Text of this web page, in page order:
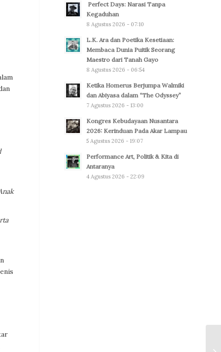
Perfect Days: Narasi Tanpa
Kegaduhan
8 Agustus 2026 - 07:10
L.K. Ara dan Poetika Kesetiaan:
Membaca Dunia Puitik Seorang
Maestro dari Tanah Gayo
8 Agustus 2026 - 06:54
Ketika Homerus Berjumpa Walmiki
dan Abiyasa dalam “The Odyssey”
7 Agustus 2026 - 13:00
Kongres Kebudayaan Nusantara
2026: Kerinduan Pada Akar Lampau
5 Agustus 2026 - 19:07
Performance Art, Politik & Kita di
Antaranya
4 Agustus 2026 - 22:09